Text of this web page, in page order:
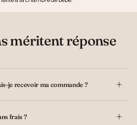
méritent réponse
je recevoir ma commande ?
frais ?